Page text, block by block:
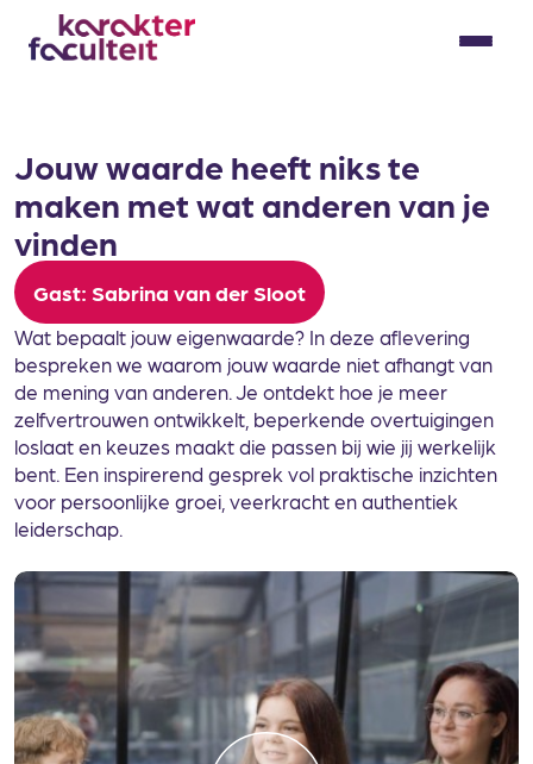
Menu
Jouw waarde heeft niks te
maken met wat anderen van je
vinden
Gast: Sabrina van der Sloot
Wat bepaalt jouw eigenwaarde? In deze aflevering
bespreken we waarom jouw waarde niet afhangt van
de mening van anderen. Je ontdekt hoe je meer
zelfvertrouwen ontwikkelt, beperkende overtuigingen
loslaat en keuzes maakt die passen bij wie jij werkelijk
bent. Een inspirerend gesprek vol praktische inzichten
voor persoonlijke groei, veerkracht en authentiek
leiderschap.